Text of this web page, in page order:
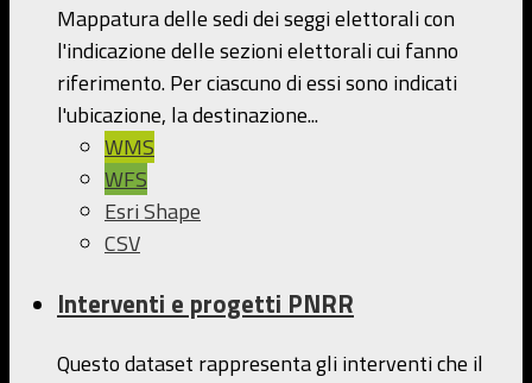
Mappatura delle sedi dei seggi elettorali con
l'indicazione delle sezioni elettorali cui fanno
riferimento. Per ciascuno di essi sono indicati
l'ubicazione, la destinazione...
WMS
WFS
Esri Shape
CSV
Interventi e progetti PNRR
Questo dataset rappresenta gli interventi che il